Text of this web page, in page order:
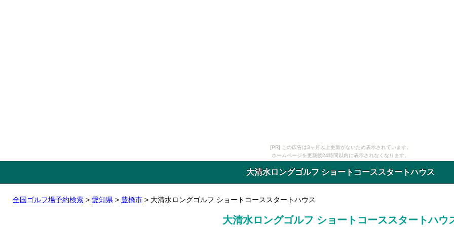
[PR] この広告は3ヶ月以上更新がないため表示されています。
ホームページを更新後24時間以内に表示されなくなります。
大清水ロングゴルフ ショートコーススタートハウス
全国ゴルフ場予約検索 > 愛知県 > 豊橋市 > 大清水ロングゴルフ ショートコーススタートハウス
大清水ロングゴルフ ショートコーススタートハウ